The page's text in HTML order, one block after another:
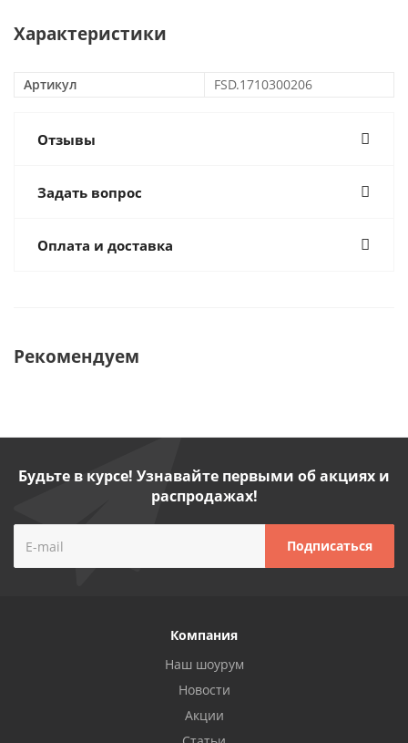
Характеристики
Артикул FSD.1710300206
Отзывы
Задать вопрос
Оплата и доставка
Рекомендуем
Будьте в курсе! Узнавайте первыми об акциях и
распродажах!
Компания
Наш шоурум
Новости
Акции